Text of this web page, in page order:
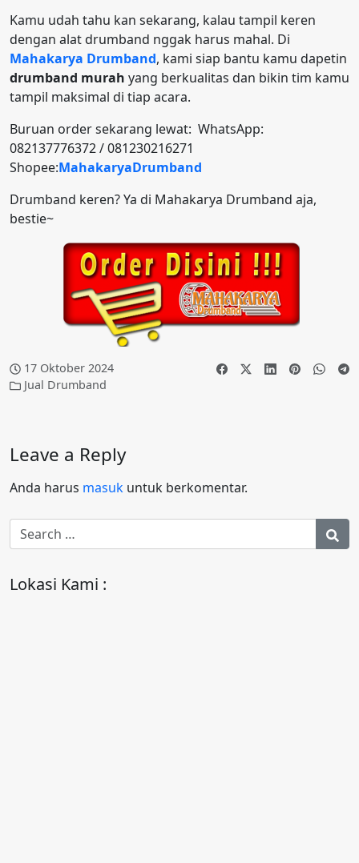
Kamu udah tahu kan sekarang, kalau tampil keren
dengan alat drumband nggak harus mahal. Di
Mahakarya Drumband, kami siap bantu kamu dapetin
drumband murah yang berkualitas dan bikin tim kamu
tampil maksimal di tiap acara.
Buruan order sekarang lewat: WhatsApp:
082137776372 / 081230216271
Shopee:MahakaryaDrumband
Drumband keren? Ya di Mahakarya Drumband aja,
bestie~
17 Oktober 2024
Jual Drumband
Leave a Reply
Anda harus masuk untuk berkomentar.
Lokasi Kami :